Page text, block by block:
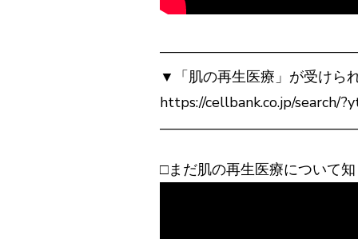
▼「肌の再生医療」が受けら
https://cellbank.co.jp/search/
□まだ肌の再生医療について